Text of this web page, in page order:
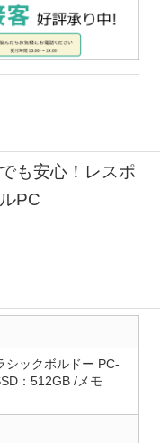
も安心！レスポ
PC
シックボルドー PC-
：512GB /メモ